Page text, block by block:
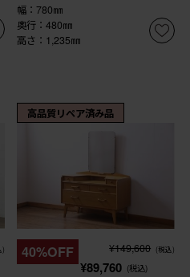
幅：780㎜
奥行：480㎜
高さ：1,235㎜
)
高品質リペア済み品
40%OFF ¥149,600 (税込)
¥89,760 (税込)